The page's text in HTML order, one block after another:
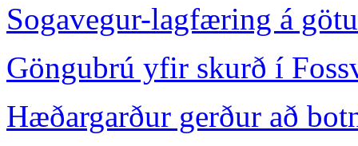
Sogavegur-lagfæring á götu
Göngubrú yfir skurð í
Hæðargarður gerður að